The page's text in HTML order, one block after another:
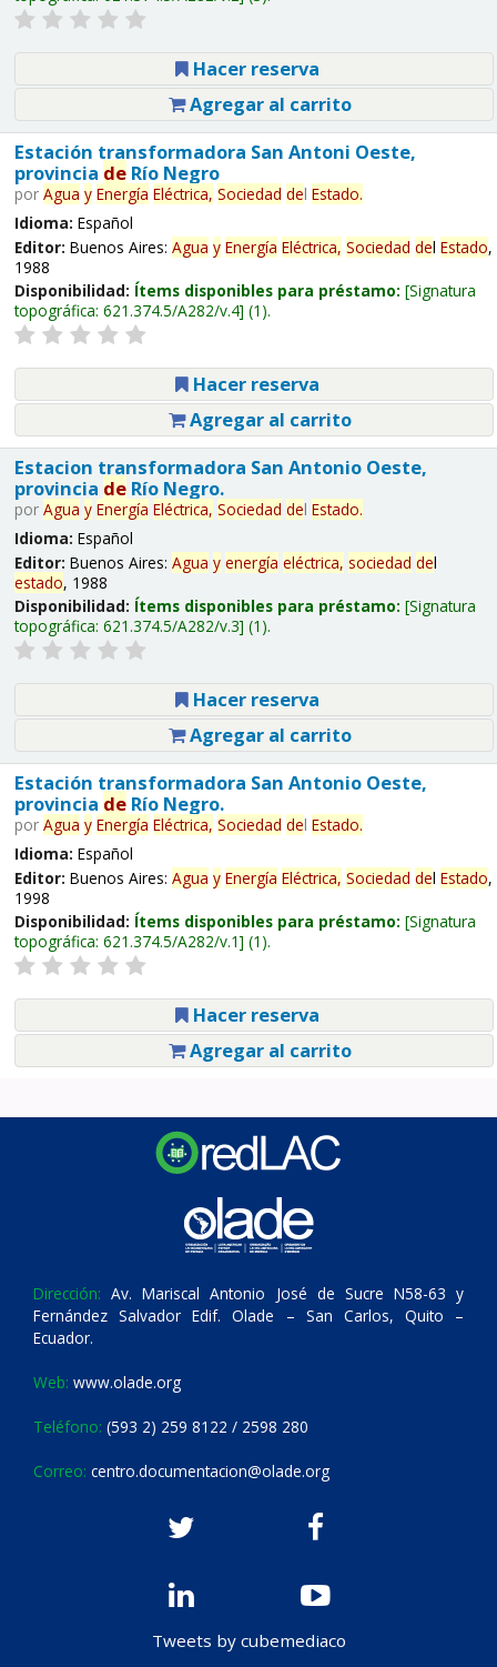
Hacer reserva
Agregar al carrito
Estación transformadora San Antoni Oeste,
provincia deRío Negro
por Agua y Energía Eléctrica, Sociedad del Estado.
Idioma: Español
Editor: Buenos Aires: Agua y Energía Eléctrica, Sociedad del Estado,
1988
Disponibilidad: Ítems disponibles para préstamo: Signatura
topográfica: 621.374.5/A282/v.4 (1).
Hacer reserva
Agregar al carrito
Estacion transformadora San Antonio Oeste,
provincia deRío Negro.
por Agua y Energía Eléctrica, Sociedad del Estado.
Idioma: Español
Editor: Buenos Aires: Agua y energía eléctrica, sociedad del
estado, 1988
Disponibilidad: Ítems disponibles para préstamo: Signatura
topográfica: 621.374.5/A282/v.3 (1).
Hacer reserva
Agregar al carrito
Estación transformadora San Antonio Oeste,
provincia deRío Negro.
por Agua y Energía Eléctrica, Sociedad del Estado.
Idioma: Español
Editor: Buenos Aires: Agua y Energía Eléctrica, Sociedad del Estado,
1998
Disponibilidad: Ítems disponibles para préstamo: Signatura
topográfica: 621.374.5/A282/v.1 (1).
Hacer reserva
Agregar al carrito
Dirección: Av. Mariscal Antonio José de Sucre N58-63 y
Fernández Salvador Edif. Olade – San Carlos, Quito –
Ecuador.
Web: www.olade.org
Teléfono: (593 2) 259 8122 / 2598 280
Correo: centro.documentacion@olade.org
Tweets by cubemediaco